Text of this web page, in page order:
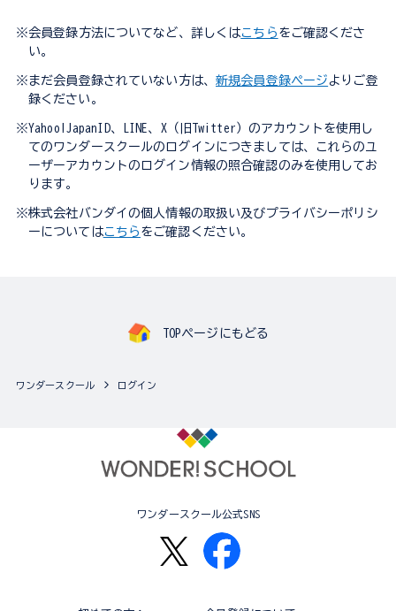
※会員登録方法についてなど、詳しくはこちら をご確認くださ
い。
※まだ会員登録されていない方は、 新規会員登録ページ よりご登
録ください。
※Yahoo!JapanID、LINE、X（旧Twitter）のアカウントを使用し
てのワンダースクールのログインにつきましては、これらのユ
ーザーアカウントのログイン情報の照合確認のみを使用してお
ります。
※株式会社バンダイの個人情報の取扱い及びプライバシーポリシ
ーについてはこちら をご確認ください。
TOPページにもどる
ワンダースクール ログイン
ワンダースクール公式SNS